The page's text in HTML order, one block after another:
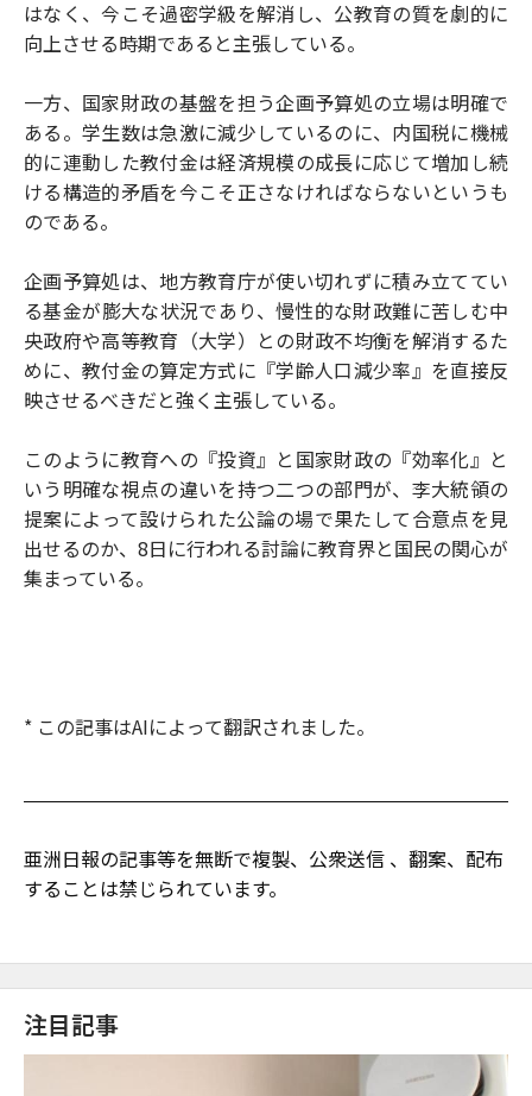
はなく、今こそ過密学級を解消し、公教育の質を劇的に
向上させる時期であると主張している。
一方、国家財政の基盤を担う企画予算処の立場は明確で
ある。学生数は急激に減少しているのに、内国税に機械
的に連動した教付金は経済規模の成長に応じて増加し続
ける構造的矛盾を今こそ正さなければならないというも
のである。
企画予算処は、地方教育庁が使い切れずに積み立ててい
る基金が膨大な状況であり、慢性的な財政難に苦しむ中
央政府や高等教育（大学）との財政不均衡を解消するた
めに、教付金の算定方式に『学齢人口減少率』を直接反
映させるべきだと強く主張している。
このように教育への『投資』と国家財政の『効率化』と
いう明確な視点の違いを持つ二つの部門が、李大統領の
提案によって設けられた公論の場で果たして合意点を見
出せるのか、8日に行われる討論に教育界と国民の関心が
集まっている。
* この記事はAIによって翻訳されました。
亜洲日報の記事等を無断で複製、公衆送信 、翻案、配布
することは禁じられています。
注目記事